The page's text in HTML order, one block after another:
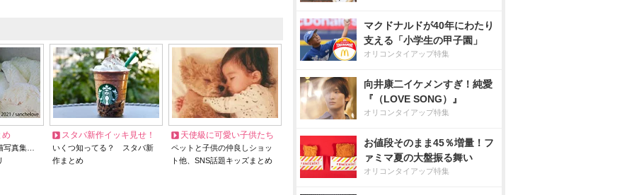
め
写真集…
スタバ新作イッキ見せ！
いくつ知ってる？ スタバ新
作まとめ
天使級に可愛い子供たち
ペットと子供の仲良しショッ
ト他、SNS話題キッズまとめ
マクドナルドが40年にわたり
支える「小学生の甲子園」
オリコンタイアップ特集
向井康二イケメンすぎ！純愛
『（LOVE SONG）』
オリコンタイアップ特集
お値段そのまま45％増量！フ
ァミマ夏の大盤振る舞い
オリコンタイアップ特集